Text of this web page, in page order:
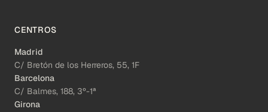
CENTROS
Madrid
C/ Bretón de los Herreros, 55, 1F
Barcelona
C/ Balmes, 188, 3º-1ª
Girona